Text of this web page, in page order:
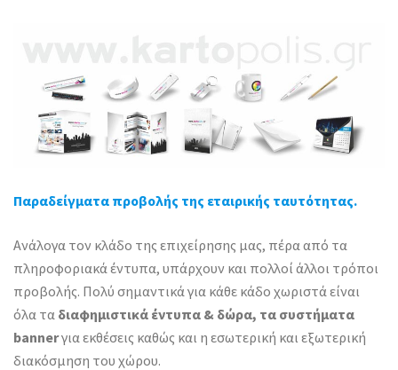
Παραδείγματα προβολής της εταιρικής ταυτότητας.
Ανάλογα τον κλάδο της επιχείρησης μας, πέρα από τα
πληροφοριακά έντυπα, υπάρχουν και πολλοί άλλοι τρόποι
προβολής. Πολύ σημαντικά για κάθε κάδο χωριστά είναι
όλα τα διαφημιστικά έντυπα & δώρα, τα συστήματα
bannerγια εκθέσεις καθώς και η εσωτερική και εξωτερική
διακόσμηση του χώρου.